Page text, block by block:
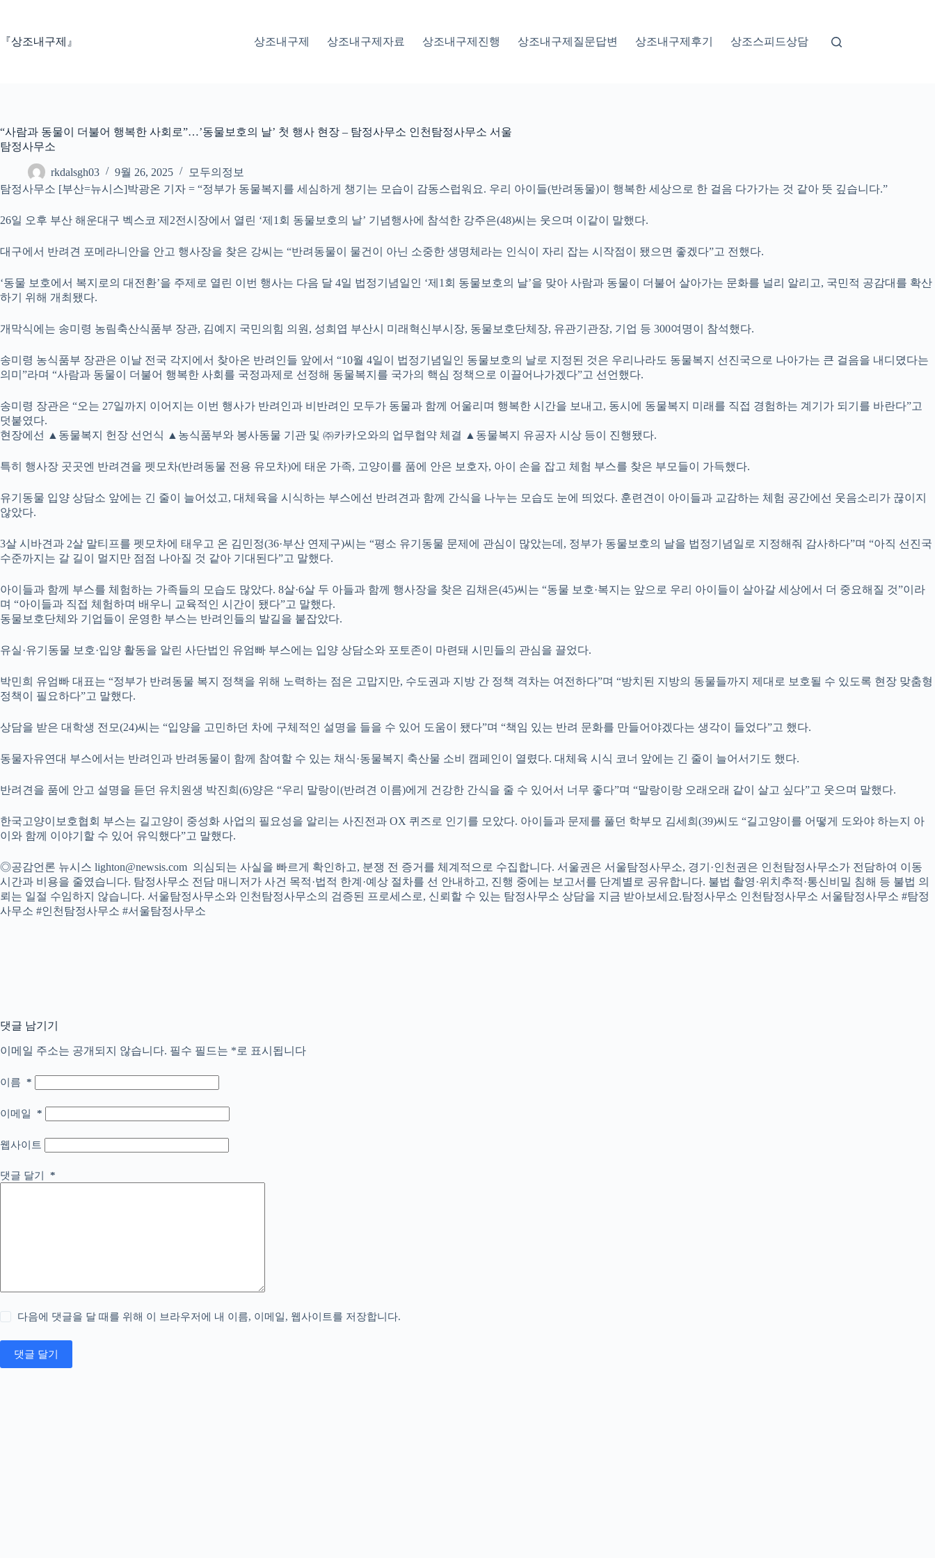
으『상조내구제』 상조내구제 상조내구제자료 상조내구제진행 상조내구제질문답변 상조내구제후기 상조스피드상담
“사람과 동물이 더불어 행복한 사회로”…’동물보호의 날’ 첫 행사 현장 – 탐정사무소 인천탐정사무소 서울
탐정사무소
rkdalsgh03 9월 26, 2025
모두의정보
탐정사무소 [부산=뉴시스]박광온 기자 = “정부가 동물복지를 세심하게 챙기는 모습이 감동스럽워요. 우리 아이들(반려동물)이 행복한 세상으로 한 걸음 다가가는 것 같아 뜻 깊습니다.”
26일 오후 부산 해운대구 벡스코 제2전시장에서 열린 ‘제1회 동물보호의 날’ 기념행사에 참석한 강주은(48)씨는 웃으며 이같이 말했다.
대구에서 반려견 포메라니안을 안고 행사장을 찾은 강씨는 “반려동물이 물건이 아닌 소중한 생명체라는 인식이 자리 잡는 시작점이 됐으면 좋겠다”고 전했다.
‘동물 보호에서 복지로의 대전환’을 주제로 열린 이번 행사는 다음 달 4일 법정기념일인 ‘제1회 동물보호의 날’을 맞아 사람과 동물이 더불어 살아가는 문화를 널리 알리고, 국민적 공감대를 확산
하기 위해 개최됐다.
개막식에는 송미령 농림축산식품부 장관, 김예지 국민의힘 의원, 성희엽 부산시 미래혁신부시장, 동물보호단체장, 유관기관장, 기업 등 300여명이 참석했다.
송미령 농식품부 장관은 이날 전국 각지에서 찾아온 반려인들 앞에서 “10월 4일이 법정기념일인 동물보호의 날로 지정된 것은 우리나라도 동물복지 선진국으로 나아가는 큰 걸음을 내디뎠다는
의미”라며 “사람과 동물이 더불어 행복한 사회를 국정과제로 선정해 동물복지를 국가의 핵심 정책으로 이끌어나가겠다”고 선언했다.
송미령 장관은 “오는 27일까지 이어지는 이번 행사가 반려인과 비반려인 모두가 동물과 함께 어울리며 행복한 시간을 보내고, 동시에 동물복지 미래를 직접 경험하는 계기가 되기를 바란다”고
덧붙였다.
현장에선 ▲동물복지 헌장 선언식 ▲농식품부와 봉사동물 기관 및 ㈜카카오와의 업무협약 체결 ▲동물복지 유공자 시상 등이 진행됐다.
특히 행사장 곳곳엔 반려견을 펫모차(반려동물 전용 유모차)에 태운 가족, 고양이를 품에 안은 보호자, 아이 손을 잡고 체험 부스를 찾은 부모들이 가득했다.
유기동물 입양 상담소 앞에는 긴 줄이 늘어섰고, 대체육을 시식하는 부스에선 반려견과 함께 간식을 나누는 모습도 눈에 띄었다. 훈련견이 아이들과 교감하는 체험 공간에선 웃음소리가 끊이지
않았다.
3살 시바견과 2살 말티프를 펫모차에 태우고 온 김민정(36·부산 연제구)씨는 “평소 유기동물 문제에 관심이 많았는데, 정부가 동물보호의 날을 법정기념일로 지정해줘 감사하다”며 “아직 선진국
수준까지는 갈 길이 멀지만 점점 나아질 것 같아 기대된다”고 말했다.
아이들과 함께 부스를 체험하는 가족들의 모습도 많았다. 8살·6살 두 아들과 함께 행사장을 찾은 김채은(45)씨는 “동물 보호·복지는 앞으로 우리 아이들이 살아갈 세상에서 더 중요해질 것”이라
며 “아이들과 직접 체험하며 배우니 교육적인 시간이 됐다”고 말했다.
동물보호단체와 기업들이 운영한 부스는 반려인들의 발길을 붙잡았다.
유실·유기동물 보호·입양 활동을 알린 사단법인 유엄빠 부스에는 입양 상담소와 포토존이 마련돼 시민들의 관심을 끌었다.
박민희 유엄빠 대표는 “정부가 반려동물 복지 정책을 위해 노력하는 점은 고맙지만, 수도권과 지방 간 정책 격차는 여전하다”며 “방치된 지방의 동물들까지 제대로 보호될 수 있도록 현장 맞춤형
정책이 필요하다”고 말했다.
상담을 받은 대학생 전모(24)씨는 “입양을 고민하던 차에 구체적인 설명을 들을 수 있어 도움이 됐다”며 “책임 있는 반려 문화를 만들어야겠다는 생각이 들었다”고 했다.
동물자유연대 부스에서는 반려인과 반려동물이 함께 참여할 수 있는 채식·동물복지 축산물 소비 캠페인이 열렸다. 대체육 시식 코너 앞에는 긴 줄이 늘어서기도 했다.
반려견을 품에 안고 설명을 듣던 유치원생 박진희(6)양은 “우리 말랑이(반려견 이름)에게 건강한 간식을 줄 수 있어서 너무 좋다”며 “말랑이랑 오래오래 같이 살고 싶다”고 웃으며 말했다.
한국고양이보호협회 부스는 길고양이 중성화 사업의 필요성을 알리는 사진전과 OX 퀴즈로 인기를 모았다. 아이들과 문제를 풀던 학부모 김세희(39)씨도 “길고양이를 어떻게 도와야 하는지 아
이와 함께 이야기할 수 있어 유익했다”고 말했다.
◎공감언론 뉴시스 lighton@newsis.com 의심되는 사실을 빠르게 확인하고, 분쟁 전 증거를 체계적으로 수집합니다. 서울권은 서울탐정사무소, 경기·인천권은 인천탐정사무소가 전담하여 이동
시간과 비용을 줄였습니다. 탐정사무소 전담 매니저가 사건 목적·법적 한계·예상 절차를 선 안내하고, 진행 중에는 보고서를 단계별로 공유합니다. 불법 촬영·위치추적·통신비밀 침해 등 불법 의
뢰는 일절 수임하지 않습니다. 서울탐정사무소와 인천탐정사무소의 검증된 프로세스로, 신뢰할 수 있는 탐정사무소 상담을 지금 받아보세요.탐정사무소 인천탐정사무소 서울탐정사무소 #탐정
사무소 #인천탐정사무소 #서울탐정사무소
댓글 남기기
이메일 주소는 공개되지 않습니다. 필수 필드는 * 로 표시됩니다
이름 *
이메일 *
웹사이트
댓글 달기 *
다음에 댓글을 달 때를 위해 이 브라우저에 내 이름, 이메일, 웹사이트를 저장합니다.
댓글 달기